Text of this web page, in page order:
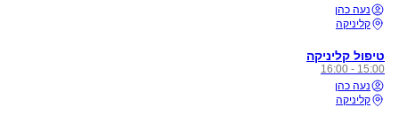
נעה כהן
קליניקה
טיפול קליניקה
15:00 - 16:00
נעה כהן
קליניקה